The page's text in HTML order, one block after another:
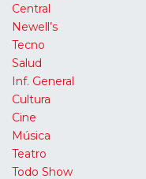
Central
Newell’s
Tecno
Salud
Inf. General
Cultura
Cine
Música
Teatro
Todo Show